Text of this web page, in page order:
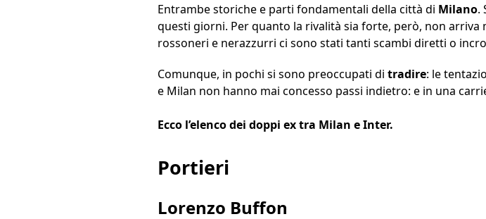
Entrambe storiche e parti fondamentali della città di Milano.
questi giorni. Per quanto la rivalità sia forte, però, non arriva
rossoneri e nerazzurri ci sono stati tanti scambi diretti o
Comunque, in pochi si sono preoccupati di tradire: le
e Milan non hanno mai concesso passi indietro: e in una
Ecco l’elenco dei doppi ex tra Milan e Inter.
Portieri
Lorenzo Buffon